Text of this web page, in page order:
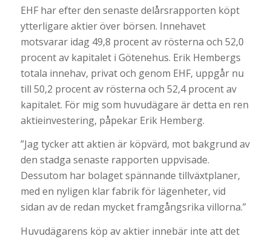
EHF har efter den senaste delårsrapporten köpt
ytterligare aktier över börsen. Innehavet
motsvarar idag 49,8 procent av rösterna och 52,0
procent av kapitalet i Götenehus. Erik Hembergs
totala innehav, privat och genom EHF, uppgår nu
till 50,2 procent av rösterna och 52,4 procent av
kapitalet. För mig som huvudägare är detta en ren
aktieinvestering, påpekar Erik Hemberg.
”Jag tycker att aktien är köpvärd, mot bakgrund av
den stadga senaste rapporten uppvisade.
Dessutom har bolaget spännande tillväxtplaner,
med en nyligen klar fabrik för lägenheter, vid
sidan av de redan mycket framgångsrika villorna.”
Huvudägarens köp av aktier innebär inte att det